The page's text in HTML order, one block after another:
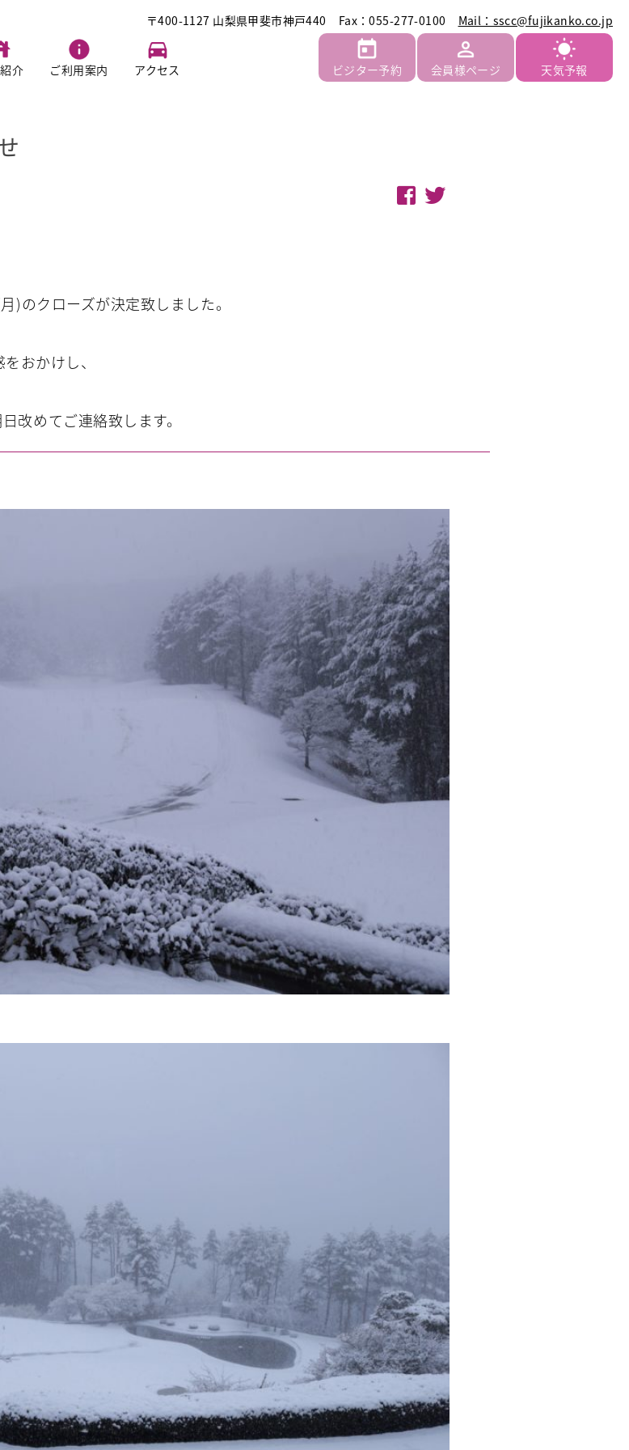
〒400-1127 山梨県甲斐市神戸440 Fax：055-277-0100 Mail：sscc@fujikanko.co.jp
介 ご利用案内 アクセス ビジター予約 会員様ページ 天気予報
)のクローズが決定致しました。
おかけし、
改めてご連絡致します。